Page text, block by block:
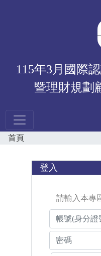
115年3月國際
暨理財規劃
首頁
登入
請輸入本專